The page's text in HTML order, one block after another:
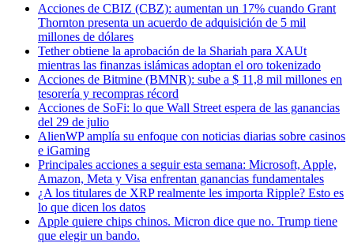
Acciones de CBIZ (CBZ): aumentan un 17% cuando Grant
Thornton presenta un acuerdo de adquisición de 5 mil
millones de dólares
Tether obtiene la aprobación de la Shariah para XAUt
mientras las finanzas islámicas adoptan el oro tokenizado
Acciones de Bitmine (BMNR): sube a $ 11,8 mil millones en
tesorería y recompras récord
Acciones de SoFi: lo que Wall Street espera de las ganancias
del 29 de julio
AlienWP amplía su enfoque con noticias diarias sobre casinos
e iGaming
Principales acciones a seguir esta semana: Microsoft, Apple,
Amazon, Meta y Visa enfrentan ganancias fundamentales
¿A los titulares de XRP realmente les importa Ripple? Esto es
lo que dicen los datos
Apple quiere chips chinos. Micron dice que no. Trump tiene
que elegir un bando.